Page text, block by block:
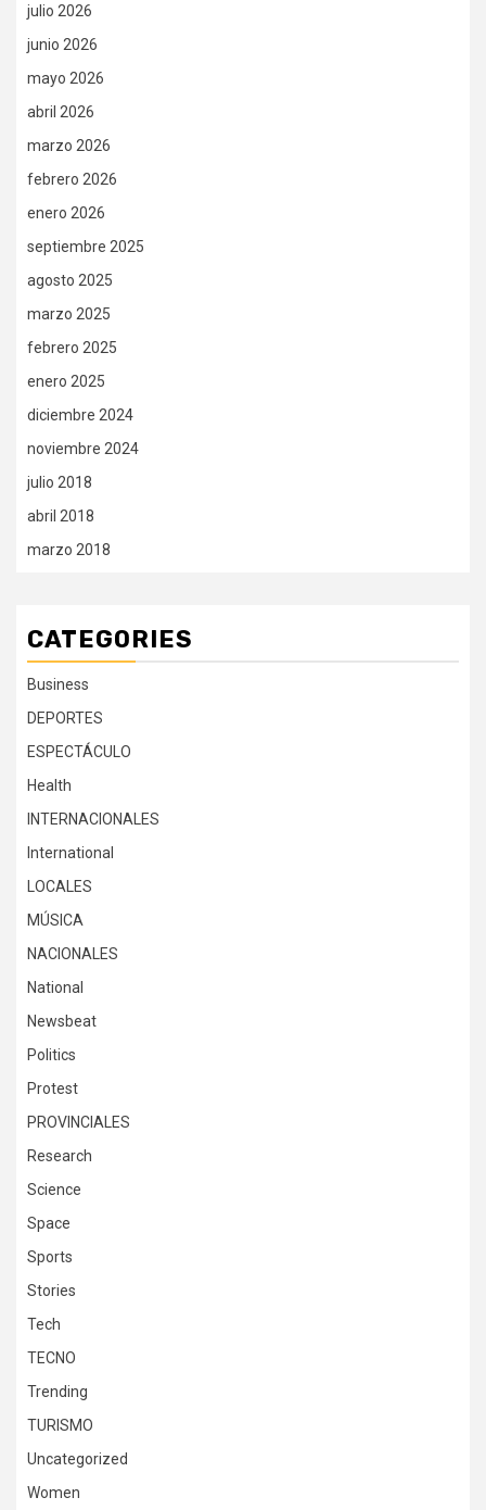
julio 2026
junio 2026
mayo 2026
abril 2026
marzo 2026
febrero 2026
enero 2026
septiembre 2025
agosto 2025
marzo 2025
febrero 2025
enero 2025
diciembre 2024
noviembre 2024
julio 2018
abril 2018
marzo 2018
CATEGORIES
Business
DEPORTES
ESPECTÁCULO
Health
INTERNACIONALES
International
LOCALES
MÚSICA
NACIONALES
National
Newsbeat
Politics
Protest
PROVINCIALES
Research
Science
Space
Sports
Stories
Tech
TECNO
Trending
TURISMO
Uncategorized
Women